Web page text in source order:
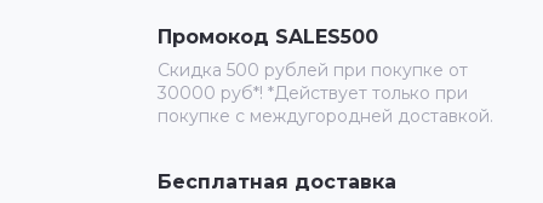
Промокод SALES500
Скидка 500 рублей при покупке от
30000 руб*! *Действует только при
покупке с междугородней доставкой.
Бесплатная доставка